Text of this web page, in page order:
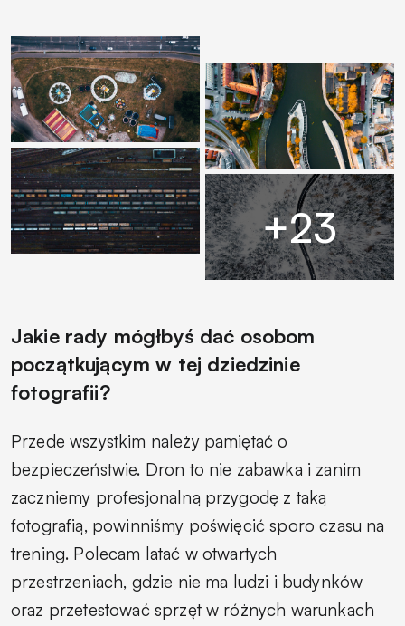
Jakie rady mógłbyś dać osobom
początkującym w tej dziedzinie
fotografii?
Przede wszystkim należy pamiętać o
bezpieczeństwie. Dron to nie zabawka i zanim
zaczniemy profesjonalną przygodę z taką
fotografią, powinniśmy poświęcić sporo czasu na
trening. Polecam latać w otwartych
przestrzeniach, gdzie nie ma ludzi i budynków
oraz przetestować sprzęt w różnych warunkach